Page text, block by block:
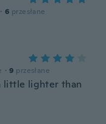
· 6 przesłane
· 9 przesłane
little lighter than